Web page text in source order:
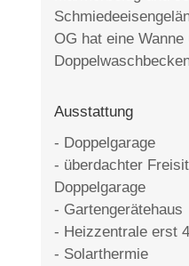
OG hat eine Wanne
Ausstattung
- Doppelgarage
- überdachter
Doppelgarage
- Gartengerätehaus
- Heizzentrale erst
- Solarthermie